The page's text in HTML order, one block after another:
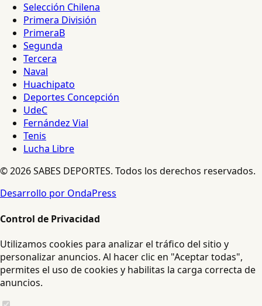
Selección Chilena
Primera División
PrimeraB
Segunda
Tercera
Naval
Huachipato
Deportes Concepción
UdeC
Fernández Vial
Tenis
Lucha Libre
© 2026 SABES DEPORTES. Todos los derechos reservados.
Desarrollo por OndaPress
Control de Privacidad
Utilizamos cookies para analizar el tráfico del sitio y
personalizar anuncios. Al hacer clic en "Aceptar todas",
permites el uso de cookies y habilitas la carga correcta de
anuncios.